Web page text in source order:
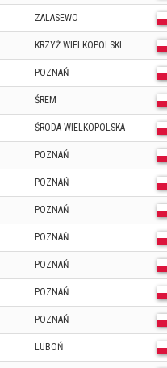
ZALASEWO
KRZYŻ WIELKOPOLSKI
POZNAŃ
ŚREM
ŚRODA WIELKOPOLSKA
POZNAŃ
POZNAŃ
POZNAŃ
POZNAŃ
POZNAŃ
POZNAŃ
POZNAŃ
LUBOŃ